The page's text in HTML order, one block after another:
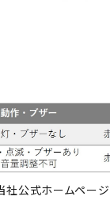
公式ホームページ